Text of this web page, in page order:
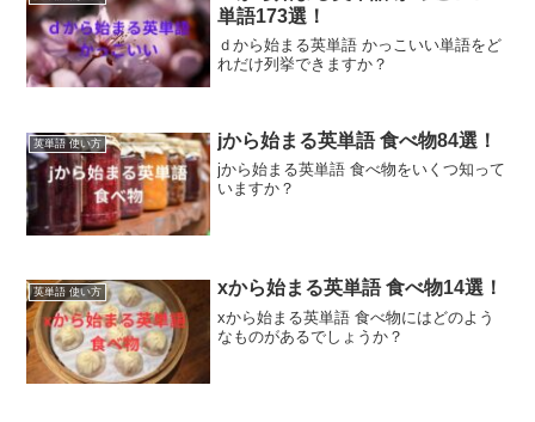
単語173選！
ｄから始まる英単語 かっこいい単語をど
れだけ列挙できますか？
英単語 使い方 jから始まる英単語 食べ物84選！
jから始まる英単語 食べ物をいくつ知って
いますか？
英単語 使い方 xから始まる英単語 食べ物14選！
xから始まる英単語 食べ物にはどのよう
なものがあるでしょうか？